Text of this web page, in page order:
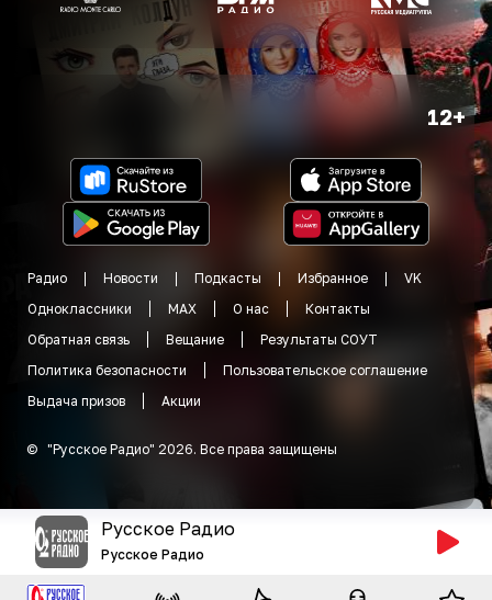
12+
Радио Новости Подкасты Избранное
VK
Одноклассники
MAX О нас
Контакты
Обратная связь
Вещание
Результаты СОУТ
Политика безопасности
Пользовательское соглашение
Выдача призов
Акции
© "Русское Радио" 2026. Все права защищены
Русское Радио
Русское Радио